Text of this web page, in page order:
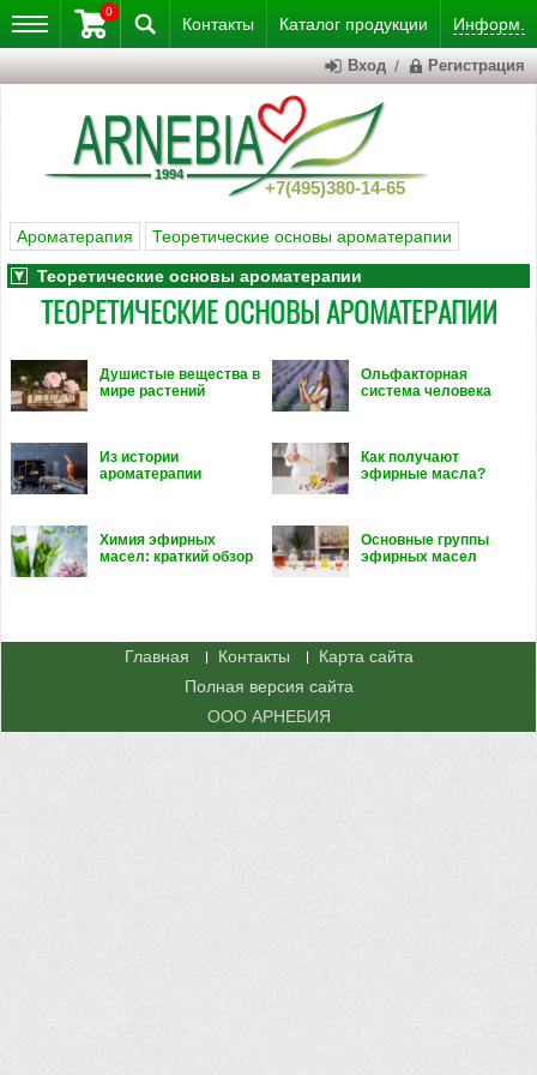
Контакты Каталог продукции Информ.
+7(495)380-14-65
0
Вход / Регистрация
Ароматерапия Теоретические основы ароматерапии
Теоретические основы ароматерапии
ТЕОРЕТИЧЕСКИЕ ОСНОВЫ АРОМАТЕРАПИИ
Душистые вещества в
мире растений
Ольфакторная
система человека
Из истории
ароматерапии
Как получают
эфирные масла?
Химия эфирных
масел: краткий обзор
Основные группы
эфирных масел
Главная Контакты
Карта сайта
Полная версия сайта
ООО АРНЕБИЯ